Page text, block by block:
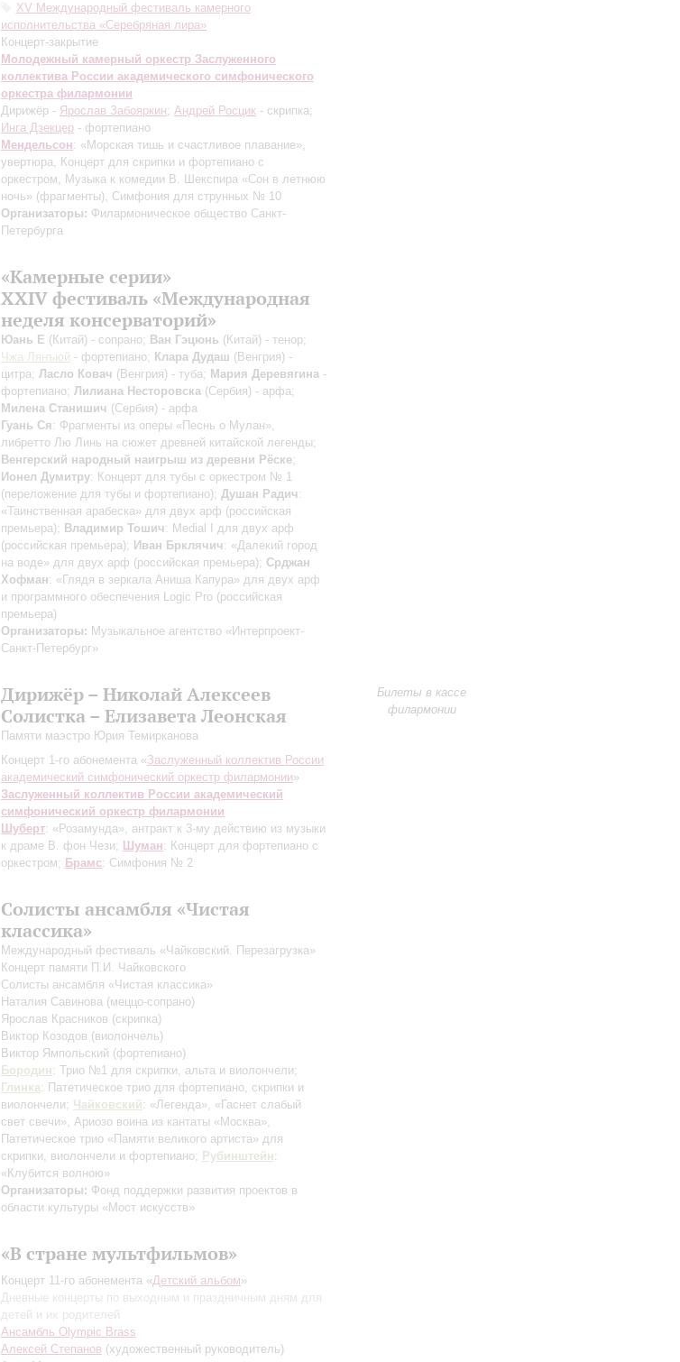
XV Международный фестиваль камерного
исполнительства «Серебряная лира»
Концерт-закрытие
Молодежный камерный оркестр Заслуженного
коллектива России академического симфонического
оркестра филармонии
Дирижёр - Ярослав Забояркин; Андрей Росцик - скрипка;
Инга Дзекцер - фортепиано
Мендельсон: «Морская тишь и счастливое плавание»,
увертюра, Концерт для скрипки и фортепиано с
оркестром, Музыка к комедии В. Шекспира «Сон в летнюю
ночь» (фрагменты), Симфония для струнных № 10
Организаторы: Филармоническое общество Санкт-
Петербурга
«Камерные cерии»
XXIV фестиваль «Международная
неделя консерваторий»
Юань Е (Китай) - сопрано; Ван Гэцюнь (Китай) - тенор;
Чжа Лянъюй - фортепиано; Клара Дудаш (Венгрия) -
цитра; Ласло Ковач (Венгрия) - туба; Мария Деревягина -
фортепиано; Лилиана Несторовска (Сербия) - арфа;
Милена Станишич (Сербия) - арфа
Гуань Ся: Фрагменты из оперы «Песнь о Мулан»,
либретто Лю Линь на сюжет древней китайской легенды;
Венгерский народный наигрыш из деревни Рёске;
Ионел Думитру: Концерт для тубы c оркестром № 1
(переложение для тубы и фортепиано); Душан Радич:
«Таинственная арабеска» для двух арф (российская
премьера); Владимир Тошич: Medial I для двух арф
(российская премьера); Иван Брклячич: «Далекий город
на воде» для двух арф (российская премьера); Срджан
Хофман: «Глядя в зеркала Аниша Капура» для двух арф
и программного обеспечения Logic Pro (российская
премьера)
Организаторы: Музыкальное агентство «Интерпроект-
Санкт-Петербург»
Дирижёр – Николай Алексеев
Солистка – Елизавета Леонская
Памяти маэстро Юрия Темирканова
Концерт 1-го абонемента «Заслуженный коллектив России
академический симфонический оркестр филармонии»
Заслуженный коллектив России академический
симфонический оркестр филармонии
Шуберт: «Розамунда», антракт к 3-му действию из музыки
к драме В. фон Чези; Шуман: Концерт для фортепиано с
оркестром; Брамс: Симфония № 2
Билеты в кассе
филармонии
Солисты ансамбля «Чистая
классика»
Международный фестиваль «Чайковский. Перезагрузка»
Концерт памяти П.И. Чайковского
Солисты ансамбля «Чистая классика»
Наталия Савинова (меццо-сопрано)
Ярослав Красников (скрипка)
Виктор Козодов (виолончель)
Виктор Ямпольский (фортепиано)
Бородин: Трио №1 для скрипки, альта и виолончели;
Глинка: Патетическое трио для фортепиано, скрипки и
виолончели; Чайковский: «Легенда», «Гаснет слабый
свет свечи», Ариозо воина из кантаты «Москва»,
Патетическое трио «Памяти великого артиста» для
скрипки, виолончели и фортепиано; Рубинштейн:
«Клубится волною»
Организаторы: Фонд поддержки развития проектов в
области культуры «Мост искусств»
«В стране мультфильмов»
Концерт 11-го абонемента «Детский альбом»
Дневные концерты по выходным и праздничным дням для
детей и их родителей
Ансамбль Olympic Brass
Алексей Степанов (художественный руководитель)